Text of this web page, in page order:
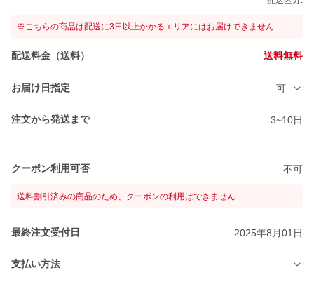
※こちらの商品は配送に3日以上かかるエリアにはお届けできません
配送料金（送料） 送料無料
お届け日指定 可
注文から発送まで 3~10日
クーポン利用可否 不可
送料割引済みの商品のため、クーポンの利用はできません
最終注文受付日 2025年8月01日
支払い方法